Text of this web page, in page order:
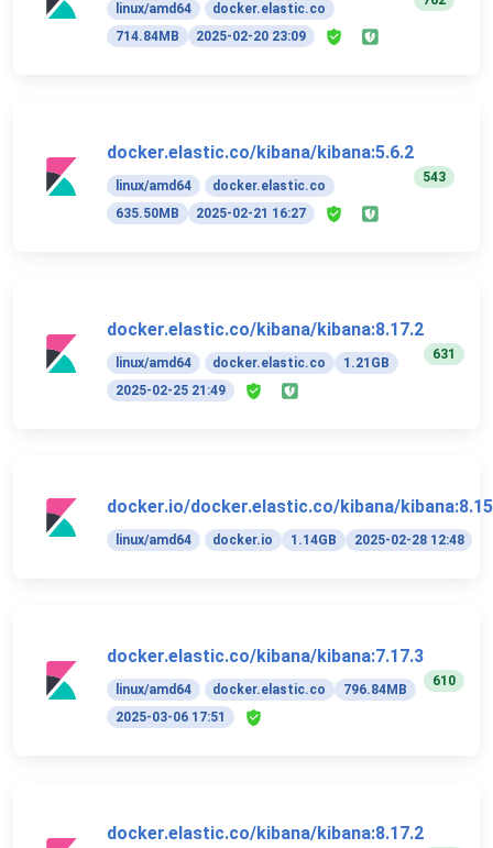
linux/amd64
docker.elastic.co
714.84MB
2025-02-20 23:09
docker.elastic.co/kibana/kibana:5.6.2
linux/amd64
docker.elastic.co
635.50MB
2025-02-21 16:27
543
docker.elastic.co/kibana/kibana:8.17.2
linux/amd64 docker.elastic.co
1.21GB
2025-02-25 21:49
631
docker.io/docker.elastic.co/kibana/
linux/amd64 docker.io 1.14GB 2025-02-28 12:48
docker.elastic.co/kibana/kibana:7.17.3
linux/amd64 docker.elastic.co
796.84MB
2025-03-06 17:51
610
docker.elastic.co/kibana/kibana:8.17.2